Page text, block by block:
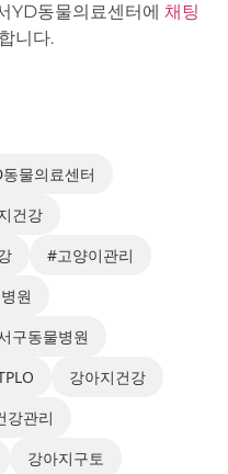
YD동물의료센터에 채팅
니다.
물의료센터
건강
#고양이관리
원
구동물병원
강아지건강
강관리
강아지구토